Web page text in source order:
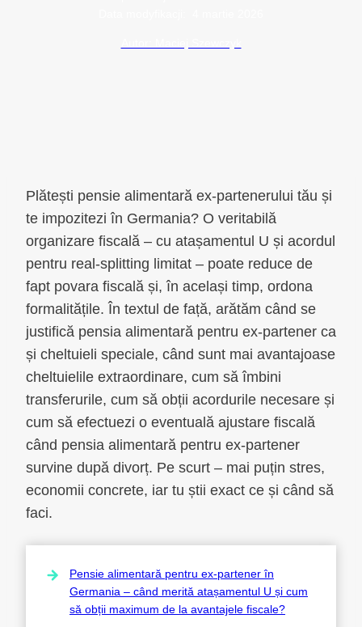
Plătești pensie alimentară ex-partenerului tău și
te impozitezi în Germania? O veritabilă
organizare fiscală – cu atașamentul U și acordul
pentru real-splitting limitat – poate reduce de
fapt povara fiscală și, în același timp, ordona
formalitățile. În textul de față, arătăm când se
justifică pensia alimentară pentru ex-partener ca
și cheltuieli speciale, când sunt mai avantajoase
cheltuielile extraordinare, cum să îmbini
transferurile, cum să obții acordurile necesare și
cum să efectuezi o eventuală ajustare fiscală
când pensia alimentară pentru ex-partener
survine după divorț. Pe scurt – mai puțin stres,
economii concrete, iar tu știi exact ce și când să
faci.
Pensie alimentară pentru ex-partener în
Germania – când merită atașamentul U și cum
să obții maximum de la avantajele fiscale?